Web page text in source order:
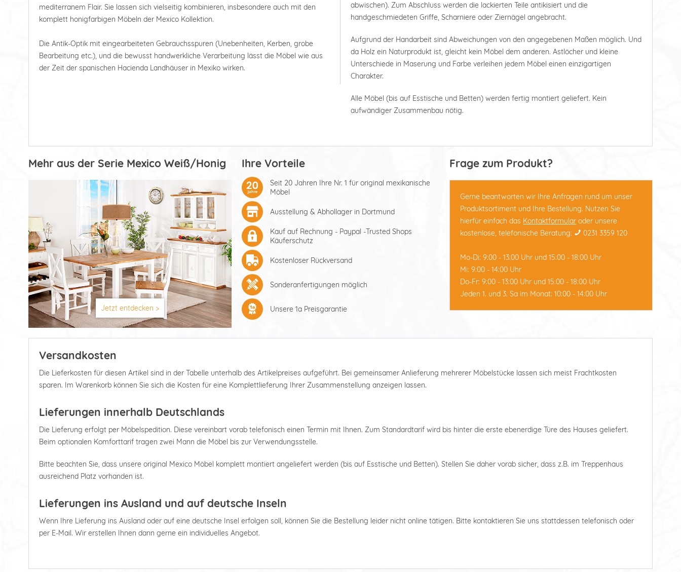
mediterranem Flair. Sie lassen sich vielseitig kombinieren, insbesondere auch mit den
komplett honigfarbigen Möbeln der Mexico Kollektion.
Die Antik-Optik mit eingearbeiteten Gebrauchsspuren (Unebenheiten, Kerben, grobe
Bearbeitung etc.), und die bewusst handwerkliche Verarbeitung lässt die Möbel wie aus
der Zeit der spanischen Hacienda Landhäuser in Mexiko wirken.
abwischen). Zum Abschluss werden die lackierten Teile antikisiert und die
handgeschmiedeten Griffe, Scharniere oder Ziernägel angebracht.
Aufgrund der Handarbeit sind Abweichungen von den angegebenen Maßen möglich. Und
da Holz ein Naturprodukt ist, gleicht kein Möbel dem anderen. Astlöcher und kleine
Unterschiede in Maserung und Farbe verleihen jedem Möbel einen einzigartigen
Charakter.
Alle Möbel (bis auf Esstische und Betten) werden fertig montiert geliefert. Kein
aufwändiger Zusammenbau nötig.
Mehr aus der Serie Mexico Weiß/Honig
Jetzt entdecken >
Ihre Vorteile
Seit 20 Jahren Ihre Nr. 1 für original mexikanische
Möbel
Ausstellung & Abhollager in Dortmund
Kauf auf Rechnung - Paypal -Trusted Shops
Käuferschutz
Kostenloser Rückversand
Sonderanfertigungen möglich
Unsere 1a Preisgarantie
Frage zum Produkt?
Gerne beantworten wir Ihre Anfragen rund um unser
Produktsortiment und Ihre Bestellung. Nutzen Sie
hierfür einfach das Kontaktformular oder unsere
kostenlose, telefonische Beratung:
0231 3359 120
Mo-Di: 9:00 - 13:00 Uhr und 15:00 - 18:00 Uhr
Mi: 9:00 - 14:00 Uhr
Do-Fr: 9:00 - 13:00 Uhr und 15:00 - 18:00 Uhr
Jeden 1. und 3. Sa im Monat: 10:00 - 14:00 Uhr
Versandkosten
Die Lieferkosten für diesen Artikel sind in der Tabelle unterhalb des Artikelpreises aufgeführt. Bei gemeinsamer Anlieferung mehrerer Möbelstücke lassen sich meist Frachtkosten
sparen. Im Warenkorb können Sie sich die Kosten für eine Komplettlieferung Ihrer Zusammenstellung anzeigen lassen.
Lieferungen innerhalb Deutschlands
Die Lieferung erfolgt per Möbelspedition. Diese vereinbart vorab telefonisch einen Termin mit Ihnen. Zum Standardtarif wird bis hinter die erste ebenerdige Türe des Hauses geliefert.
Beim optionalen Komforttarif tragen zwei Mann die Möbel bis zur Verwendungsstelle.
Bitte beachten Sie, dass unsere original Mexico Möbel komplett montiert angeliefert werden (bis auf Esstische und Betten). Stellen Sie daher vorab sicher, dass z.B. im Treppenhaus
ausreichend Platz vorhanden ist.
Lieferungen ins Ausland und auf deutsche Inseln
Wenn Ihre Lieferung ins Ausland oder auf eine deutsche Insel erfolgen soll, können Sie die Bestellung leider nicht online tätigen. Bitte kontaktieren Sie uns stattdessen telefonisch oder
per E-Mail. Wir erstellen Ihnen dann gerne ein individuelles Angebot.